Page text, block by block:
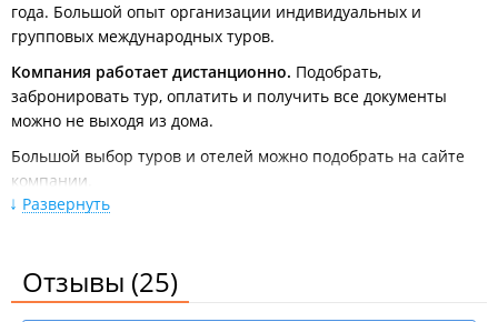
года. Большой опыт организации индивидуальных и
групповых международных туров.
Компания работает дистанционно. Подобрать,
забронировать тур, оплатить и получить все документы
можно не выходя из дома.
Большой выбор туров и отелей можно подобрать на сайте
компании.
Компания работает с проверенными туроператорами PEGAS
Услуги компании:
Развернуть
Отзывы (25)